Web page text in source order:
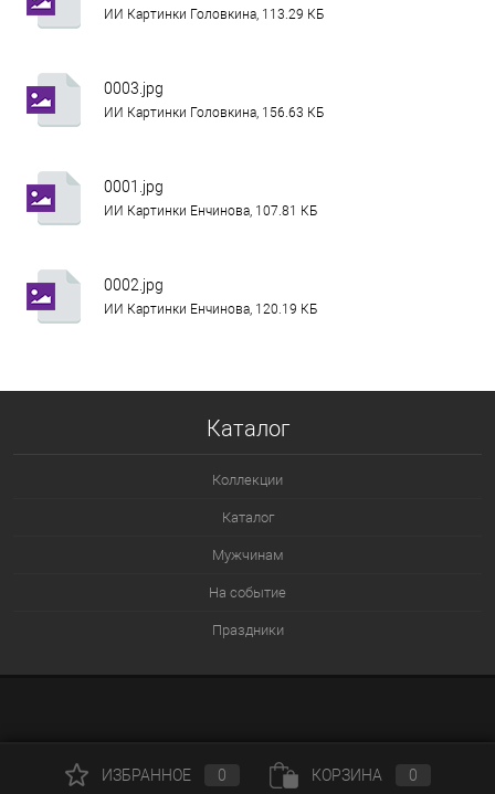
ИИ Картинки Головкина, 113.29 КБ
0003.jpg
ИИ Картинки Головкина, 156.63 КБ
0001.jpg
ИИ Картинки Енчинова, 107.81 КБ
0002.jpg
ИИ Картинки Енчинова, 120.19 КБ
Каталог
Коллекции
Каталог
Мужчинам
На событие
Праздники
ИЗБРАННОЕ 0 КОРЗИНА 0